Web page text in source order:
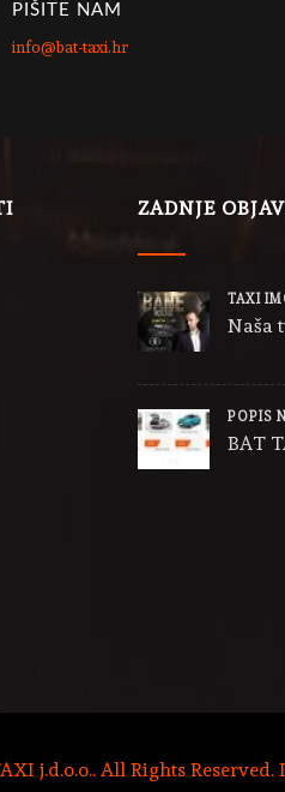
PIŠITE NAM
info@bat-taxi.hr
ZADNJE
TAXI
Naša
POPIS
BAT
j.d.o.o.. All Rights Reserved.